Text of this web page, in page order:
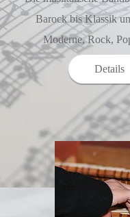
Barock bis Klassik
Moderne, Rock,
Details